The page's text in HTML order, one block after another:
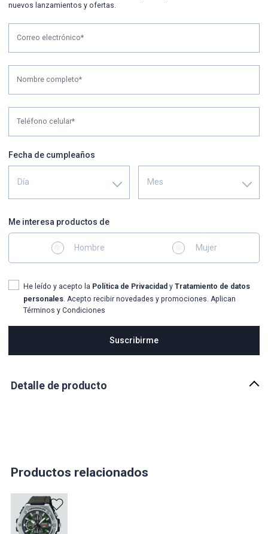
nuevos lanzamientos y ofertas.
Correo electrónico*
Nombre completo*
Teléfono celular*
Fecha de cumpleaños
Día Mes
Me interesa productos de
Hombre Mujer
He leído y acepto la Política de Privacidad y Tratamiento de datos
personales. Acepto recibir novedades y promociones. Aplican
Términos y Condiciones
Suscribirme
Detalle de producto
desplegable.
CHINA
Importador:
Productos relacionados